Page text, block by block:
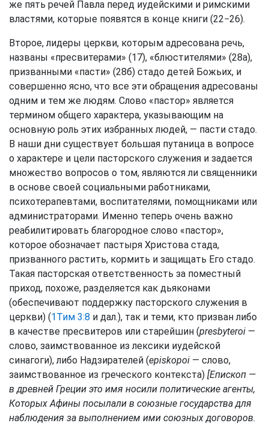
же пять речей Павла перед иудейскими и римскими
властями, которые появятся в конце книги (22−26).
Второе, лидеры церкви, которым адресована речь,
названы «пресвитерами» (17), «блюстителями» (28а),
призванными «пасти» (28б) стадо детей Божьих, и
совершенно ясно, что все эти обращения адресованы
одним и тем же людям. Слово «пастор» является
термином общего характера, указывающим на
основную роль этих избранных людей, — пасти стадо.
В наши дни существует большая путаница в вопросе
о характере и цели пасторского служения и задается
множество вопросов о том, являются ли священники
в основе своей социальными работниками,
психотерапевтами, воспитателями, помощниками или
администраторами. Именно теперь очень важно
реабилитировать благородное слово «пастор»,
которое обозначает пастыря Христова стада,
призванного растить, кормить и защищать Его стадо.
Такая пасторская ответственность за поместный
приход, похоже, разделяется как дьяконами
(обеспечивают поддержку пасторского служения в
церкви) (1Тим 3:8 и дал.), так и теми, кто призван либо
в качестве пресвитеров или старейшин (presbyteroi —
слово, заимствованное из лексики иудейской
синагоги), либо Надзирателей (episkopoi — слово,
заимствованное из греческого контекста) [Епископ —
в древней Греции это имя носили политические агенты,
Которых Афины посылали в союзные государства для
наблюдения за выполнением ими союзных договоров.